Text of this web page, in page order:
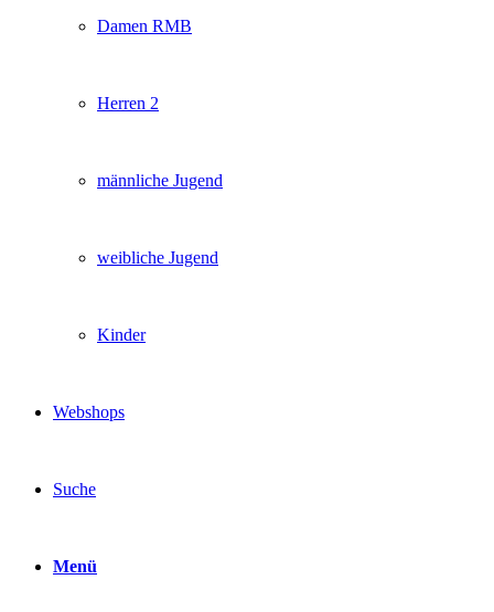
Damen RMB
Herren 2
männliche Jugend
weibliche Jugend
Kinder
Webshops
Suche
Menü